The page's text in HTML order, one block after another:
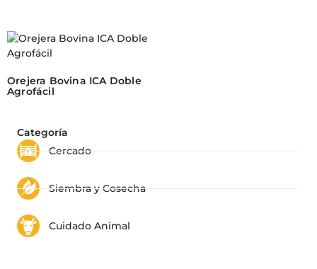
Categoría
Cercado
Siembra y Cosecha
Cuidado Animal
Orejera Bovina ICA Doble
Agrofácil